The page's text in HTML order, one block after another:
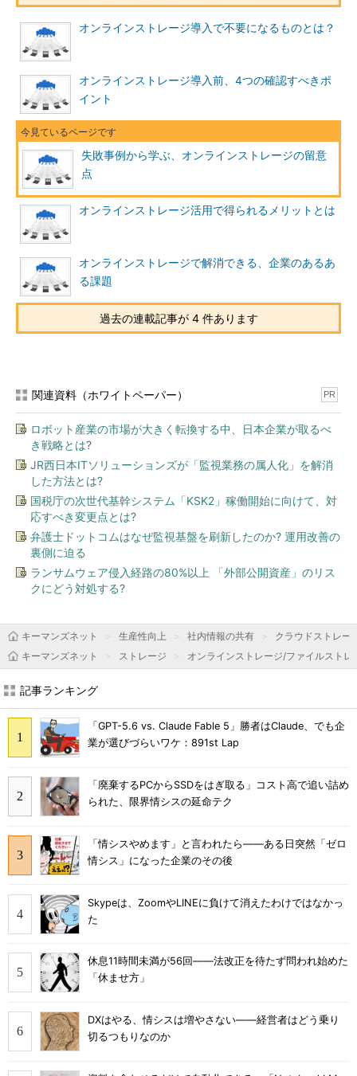
オンラインストレージ導入で不要になるものとは？
オンラインストレージ導入前、4つの確認すべきポ
イント
失敗事例から学ぶ、オンラインストレージの留意
点
オンラインストレージ活用で得られるメリットとは
オンラインストレージで解消できる、企業のあるあ
る課題
過去の連載記事が 4 件あります
関連資料（ホワイトペーパー） PR
ロボット産業の市場が大きく転換する中、日本企業が取るべ
き戦略とは?
JR西日本ITソリューションズが「監視業務の属人化」を解消
した方法とは?
国税庁の次世代基幹システム「KSK2」稼働開始に向けて、対
応すべき変更点とは?
弁護士ドットコムはなぜ監視基盤を刷新したのか? 運用改善の
裏側に迫る
ランサムウェア侵入経路の80%以上 「外部公開資産」のリス
クにどう対処する?
キーマンズネット 生産性向上 社内情報の共有
クラウドストレー
キーマンズネット
ストレージ オンラインストレージ/ファイルストレ
記事ランキング
「GPT-5.6 vs. Claude Fable 5」勝者はClaude、でも企
業が選びづらいワケ：891st Lap
「廃棄するPCからSSDをはぎ取る」コスト高で追い詰め
られた、限界情シスの延命テク
「情シスやめます」と言われたら――ある日突然「ゼロ
情シス」になった企業のその後
Skypeは、ZoomやLINEに負けて消えたわけではなかっ
た
休息11時間未満が56回――法改正を待たず問われ始めた
「休ませ方」
DXはやる、情シスは増やさない――経営者はどう乗り
切るつもりなのか